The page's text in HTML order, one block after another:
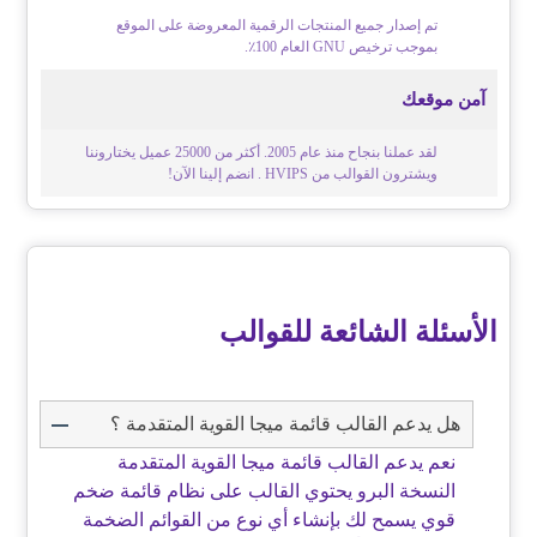
الأسئلة الشائعة للقوالب
هل يدعم القالب قائمة ميجا القوية المتقدمة ؟
نعم يدعم القالب قائمة ميجا القوية المتقدمة
النسخة البرو يحتوي القالب على نظام قائمة ضخم
قوي يسمح لك بإنشاء أي نوع من القوائم الضخمة
تم إصدار جميع المنتجات الرقمية المعروضة على الموقع
بموجب ترخيص GNU العام 100٪.
آمن موقعك
لقد عملنا بنجاح منذ عام 2005. أكثر من 25000 عميل يختاروننا
ويشترون القوالب من HVIPS . انضم إلينا الآن!